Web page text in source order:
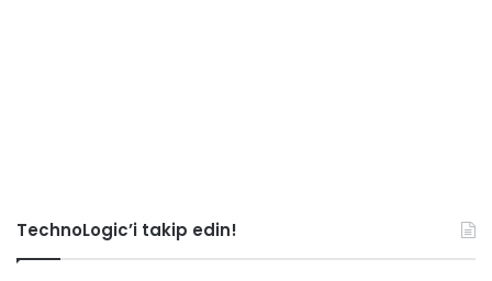
TechnoLogic’i takip edin!